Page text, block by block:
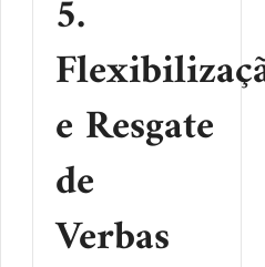
5.
e Resgate
de
Verbas